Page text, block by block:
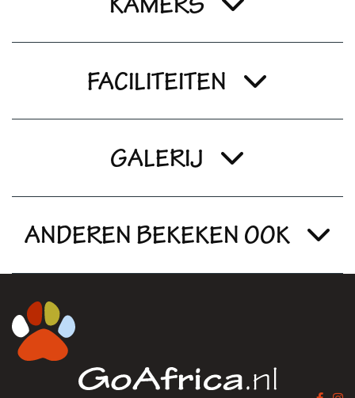
FACILITEITEN
GALERIJ
ANDEREN BEKEKEN OOK